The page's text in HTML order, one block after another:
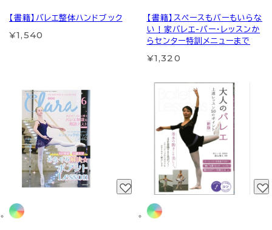
【書籍】バレエ整体ハンドブック
¥1,540
【書籍】スペースもバーもいらな
い！家バレエ-バー・レッスンか
らセンター特訓メニューまで
¥1,320